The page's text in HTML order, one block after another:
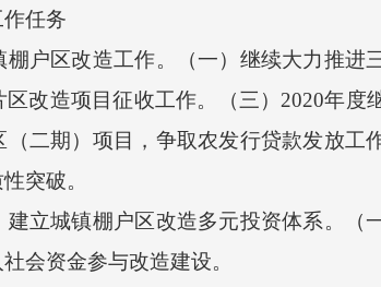
任务
区改造工作。（一）继续大力推进
改造项目征收工作。（三）2020年
二期）项目，争取农发行贷款发放工
突破。
城镇棚户区改造多元投资体系。（
会资金参与改造建设。